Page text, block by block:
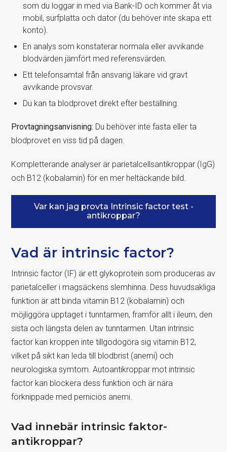
som du loggar in med via Bank-ID och kommer åt via
mobil, surfplatta och dator (du behöver inte skapa ett
konto).
En analys som konstaterar normala eller avvikande
blodvärden jämfört med referensvärden.
Ett telefonsamtal från ansvarig läkare vid gravt
avvikande provsvar.
Du kan ta blodprovet direkt efter beställning.
Provtagningsanvisning: Du behöver inte fasta eller ta
blodprovet en viss tid på dagen.
Kompletterande analyser är parietalcellsantikroppar (IgG)
och B12 (kobalamin) för en mer heltäckande bild.
Var kan jag provta Intrinsic factor test -
antikroppar?
Vad är intrinsic factor?
Intrinsic factor (IF) är ett glykoprotein som produceras av
parietalceller i magsäckens slemhinna. Dess huvudsakliga
funktion är att binda vitamin B12 (kobalamin) och
möjliggöra upptaget i tunntarmen, framför allt i ileum, den
sista och längsta delen av tunntarmen. Utan intrinsic
factor kan kroppen inte tillgodogöra sig vitamin B12,
vilket på sikt kan leda till blodbrist (anemi) och
neurologiska symtom. Autoantikroppar mot intrinsic
factor kan blockera dess funktion och är nära
förknippade med perniciös anemi.
Vad innebär intrinsic faktor-
antikroppar?